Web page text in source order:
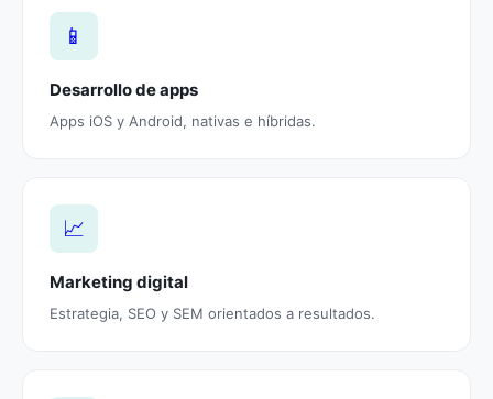
📱
Desarrollo de apps
Apps iOS y Android, nativas e híbridas.
📈
Marketing digital
Estrategia, SEO y SEM orientados a resultados.